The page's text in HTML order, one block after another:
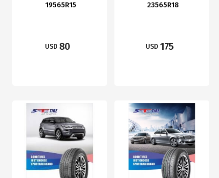
19565R15
USD 80
23565R18
USD 175